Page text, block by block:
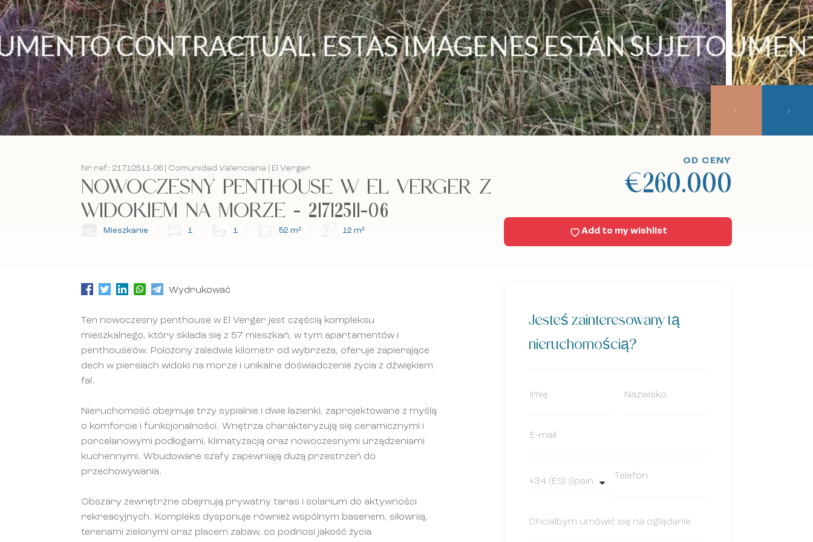
Nr ref.: 21712511-06 | Comunidad Valenciana | El Verger
NOWOCZESNY PENTHOUSE W EL VERGER Z
WIDOKIEM NA MORZE - 21712511-06
Mieszkanie 1 1 52 m² 12 m²
OD CENY
€260.000
Add to my wishlist
Wydrukować
Ten nowoczesny penthouse w El Verger jest częścią kompleksu
mieszkalnego, który składa się z 57 mieszkań, w tym apartamentów i
penthouse'ów. Położony zaledwie kilometr od wybrzeża, oferuje zapierające
dech w piersiach widoki na morze i unikalne doświadczenie życia z dźwiękiem
fal.
Nieruchomość obejmuje trzy sypialnie i dwie łazienki, zaprojektowane z myślą
o komforcie i funkcjonalności. Wnętrza charakteryzują się ceramicznymi i
porcelanowymi podłogami, klimatyzacją oraz nowoczesnymi urządzeniami
kuchennymi. Wbudowane szafy zapewniają dużą przestrzeń do
przechowywania.
Obszary zewnętrzne obejmują prywatny taras i solarium do aktywności
rekreacyjnych. Kompleks dysponuje również wspólnym basenem, siłownią,
terenami zielonymi oraz placem zabaw, co podnosi jakość życia
Jesteś zainteresowany tą
nieruchomością?